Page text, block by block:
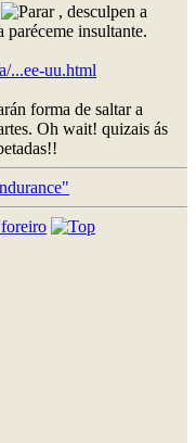
, desculpen a
paréceme insultante.
...ee-uu.html
forma de saltar a
Oh wait! quizais ás